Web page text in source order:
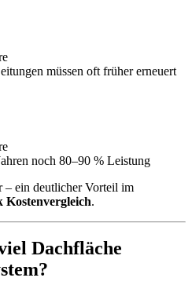
müssen oft früher erneuert
noch 80–90 % Leistung
– ein deutlicher Vorteil im
Kostenvergleich.
Dachfläche